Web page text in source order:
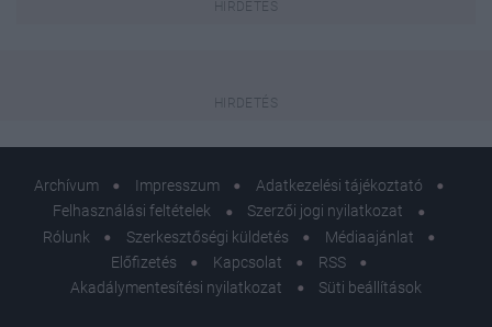
Archívum Impresszum
Adatkezelési tájékoztató
Felhasználási feltételek
Szerzői jogi nyilatkozat
Rólunk
Szerkesztőségi küldetés
Médiaajánlat
Előfizetés
Kapcsolat
RSS
Akadálymentesítési nyilatkozat
Süti beállítások